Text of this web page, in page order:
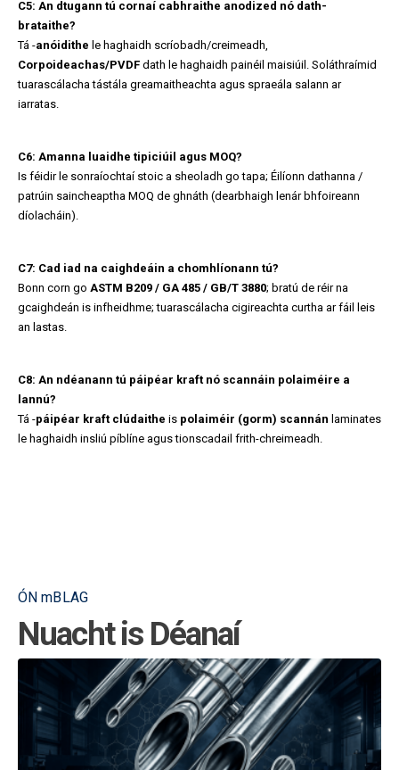
C5: An dtugann tú cornaí cabhraithe anodized nó dath-
brataithe?
Tá -anóidithe le haghaidh scríobadh/creimeadh,
Corpoideachas/PVDF dath le haghaidh painéil maisiúil. Soláthraímid
tuarascálacha tástála greamaitheachta agus spraeála salann ar
iarratas.
C6: Amanna luaidhe tipiciúil agus MOQ?
Is féidir le sonraíochtaí stoic a sheoladh go tapa; Éilíonn dathanna /
patrúin saincheaptha MOQ de ghnáth (dearbhaigh lenár bhfoireann
díolacháin).
C7: Cad iad na caighdeáin a chomhlíonann tú?
Bonn corn go ASTM B209 / GA 485 / GB/T 3880; bratú de réir na
gcaighdeán is infheidhme; tuarascálacha cigireachta curtha ar fáil leis
an lastas.
C8: An ndéanann tú páipéar kraft nó scannáin polaiméire a
lannú?
Tá -páipéar kraft clúdaithe is polaiméir (gorm) scannán laminates
le haghaidh insliú píblíne agus tionscadail frith-chreimeadh.
ÓN mBLAG
Nuacht is Déanaí